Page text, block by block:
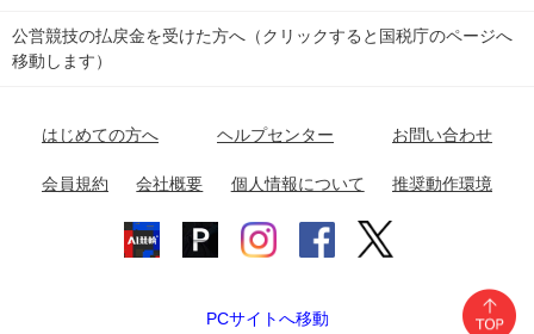
関
東
小田原競輪場
名古屋競輪場 岐阜競輪場 大垣競輪場 豊橋競輪場
富山競輪場 松阪競輪場 四日市競輪場
福井競輪場 奈良競輪場 向日町競輪場
netkeirin
公営競技の払戻金を受けた方へ（クリックすると国税庁のページへ
移動します）
はじめての方へ ヘルプセンター お問い合わせ
会員規約 会社概要 個人情報について 推奨動作環境
PCサイトへ移動